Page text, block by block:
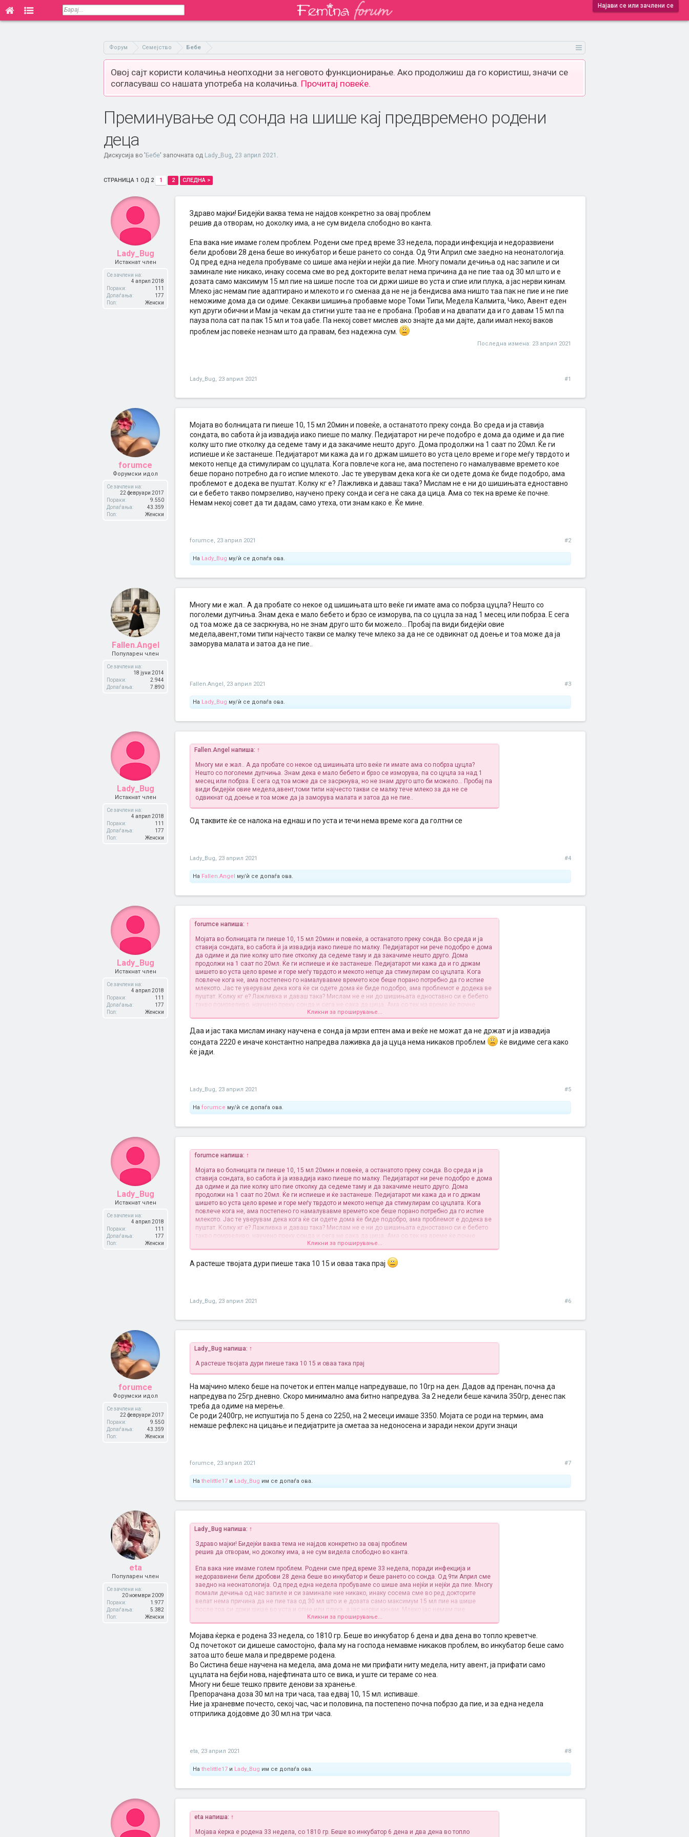
Најави се или зачлени се
Форум Семејство Бебе
Овој сајт користи колачиња неопходни за неговото функционирање. Ако продолжиш да го користиш, значи се
согласуваш со нашата употреба на колачиња. Прочитај повеќе.
Преминување од сонда на шише кај предвремено родени
деца
Дискусија во ' Бебе' започната од Lady_Bug, 23 април 2021 .
СТРАНИЦА 1 ОД 2 1 2 СЛЕДНА >
Lady_Bug
Истакнат член
Се зачлени на:
4 април 2018
Пораки:
111
Допаѓања:
177
Пол:
Женски
Здраво мајки! Бидејќи ваква тема не најдов конкретно за овај проблем
решив да отворам, но доколку има, а не сум видела слободно во канта.
Епа вака ние имаме голем проблем. Родени сме пред време 33 недела, поради инфекција и недоразвиени
бели дробови 28 дена беше во инкубатор и беше рането со сонда. Од 9ти Април сме заедно на неонатологија.
Од пред една недела пробуваме со шише ама нејќи и нејќи да пие. Многу помали дечиња од нас запиле и си
заминале ние никако, инаку сосема сме во ред докторите велат нема причина да не пие таа од 30 мл што и е
дозата само максимум 15 мл пие на шише после тоа си држи шише во уста и спие или плука, а јас нерви кинам.
Млеко јас немам пие адаптирано и млекото и го сменаа да не не ја бендисва ама ништо таа пак не пие и не пие
неможиме дома да си одиме. Секакви шишиња пробавме море Томи Типи, Медела Калмита, Чико, Авент еден
куп други обични и Мам ја чекам да стигни уште таа не е пробана. Пробав и на двапати да и го давам 15 мл па
пауза пола сат па пак 15 мл и тоа џабе. Па некој совет мислев ако знајте да ми дајте, дали имал некој ваков
проблем јас повеќе незнам што да правам, без надежна сум.
Последна измена: 23 април 2021
Lady_Bug, 23 април 2021 #1
forumce
Форумски идол
Се зачлени на:
22 февруари 2017
Пораки:
9.550
Допаѓања:
43.359
Пол:
Женски
Мојата во болницата ги пиеше 10, 15 мл 20мин и повеќе, а останатото преку сонда. Во среда и ја ставија
сондата, во сабота ѝ ја извадија иако пиеше по малку. Педијатарот ни рече подобро е дома да одиме и да пие
колку што пие отколку да седеме таму и да закачиме нешто друго. Дома продолжи на 1 саат по 20мл. Ќе ги
испиеше и ќе застанеше. Педијатарот ми кажа да и го држам шишето во уста цело време и горе меѓу тврдото и
мекото непце да стимулирам со цуцлата. Кога повлече кога не, ама постепено го намалувавме времето кое
беше порано потребно да го испие млекото. Јас те уверувам дека кога ќе си одете дома ќе биде подобро, ама
проблемот е додека ве пуштат. Колку кг е? Лажливка и даваш така? Мислам не е ни до шишињата едноставно
си е бебето такво помрзеливо, научено преку сонда и сега не сака да цица. Ама со тек на време ќе почне.
Немам некој совет да ти дадам, само утеха, оти знам како е. Ќе мине.
forumce, 23 април 2021 #2
На Lady_Bug му/ѝ се допаѓа ова.
Fallen.Angel
Популарен член
Се зачлени на:
18 јуни 2014
Пораки:
2.944
Допаѓања:
7.890
Многу ми е жал.. А да пробате со некое од шишињата што веќе ги имате ама со побрза цуцла? Нешто со
поголеми дупчиња. Знам дека е мало бебето и брзо се изморува, па со цуцла за над 1 месец или побрза. Е сега
од тоа може да се засркнува, но не знам друго што би можело... Пробај па види бидејќи овие
медела,авент,томи типи најчесто такви се малку тече млеко за да не се одвикнат од доење и тоа може да ја
заморува малата и затоа да не пие..
Fallen.Angel, 23 април 2021 #3
На Lady_Bug му/ѝ се допаѓа ова.
Lady_Bug
Истакнат член
Се зачлени на:
4 април 2018
Пораки:
111
Допаѓања:
177
Пол:
Женски
Fallen.Angel напиша: ↑
Многу ми е жал.. А да пробате со некое од шишињата што веќе ги имате ама со побрза цуцла?
Нешто со поголеми дупчиња. Знам дека е мало бебето и брзо се изморува, па со цуцла за над 1
месец или побрза. Е сега од тоа може да се засркнува, но не знам друго што би можело... Пробај па
види бидејќи овие медела,авент,томи типи најчесто такви се малку тече млеко за да не се
одвикнат од доење и тоа може да ја заморува малата и затоа да не пие..
Од таквите ќе се налока на еднаш и по уста и течи нема време кога да голтни се
Lady_Bug, 23 април 2021 #4
На Fallen.Angel му/ѝ се допаѓа ова.
Lady_Bug
Истакнат член
Се зачлени на:
4 април 2018
Пораки:
111
Допаѓања:
177
Пол:
Женски
forumce напиша: ↑
Мојата во болницата ги пиеше 10, 15 мл 20мин и повеќе, а останатото преку сонда. Во среда и ја
ставија сондата, во сабота ѝ ја извадија иако пиеше по малку. Педијатарот ни рече подобро е дома
да одиме и да пие колку што пие отколку да седеме таму и да закачиме нешто друго. Дома
продолжи на 1 саат по 20мл. Ќе ги испиеше и ќе застанеше. Педијатарот ми кажа да и го држам
шишето во уста цело време и горе меѓу тврдото и мекото непце да стимулирам со цуцлата. Кога
повлече кога не, ама постепено го намалувавме времето кое беше порано потребно да го испие
млекото. Јас те уверувам дека кога ќе си одете дома ќе биде подобро, ама проблемот е додека ве
пуштат. Колку кг е? Лажливка и даваш така? Мислам не е ни до шишињата едноставно си е бебето
такво помрзеливо, научено преку сонда и сега не сака да цица. Ама со тек на време ќе почне.
Немам некој совет да ти дадам, само утеха, оти знам како е. Ќе мине.
Кликни за проширување...
Даа и јас така мислам инаку научена е сонда ја мрзи ептен ама и веќе не можат да не држат и ја извадија
сондата 2220 е иначе константно напредва лаживка да ја цуца нема никаков проблем
ќе видиме сега како
ќе јади.
Lady_Bug, 23 април 2021 #5
На forumce му/ѝ се допаѓа ова.
Lady_Bug
Истакнат член
Се зачлени на:
4 април 2018
Пораки:
111
Допаѓања:
177
Пол:
Женски
forumce напиша: ↑
Мојата во болницата ги пиеше 10, 15 мл 20мин и повеќе, а останатото преку сонда. Во среда и ја
ставија сондата, во сабота ѝ ја извадија иако пиеше по малку. Педијатарот ни рече подобро е дома
да одиме и да пие колку што пие отколку да седеме таму и да закачиме нешто друго. Дома
продолжи на 1 саат по 20мл. Ќе ги испиеше и ќе застанеше. Педијатарот ми кажа да и го држам
шишето во уста цело време и горе меѓу тврдото и мекото непце да стимулирам со цуцлата. Кога
повлече кога не, ама постепено го намалувавме времето кое беше порано потребно да го испие
млекото. Јас те уверувам дека кога ќе си одете дома ќе биде подобро, ама проблемот е додека ве
пуштат. Колку кг е? Лажливка и даваш така? Мислам не е ни до шишињата едноставно си е бебето
такво помрзеливо, научено преку сонда и сега не сака да цица. Ама со тек на време ќе почне.
Немам некој совет да ти дадам, само утеха, оти знам како е. Ќе мине.
Кликни за проширување...
А растеше твојата дури пиеше така 10 15 и оваа така прај
Lady_Bug, 23 април 2021 #6
forumce
Форумски идол
Се зачлени на:
22 февруари 2017
Пораки:
9.550
Допаѓања:
43.359
Пол:
Женски
Lady_Bug напиша: ↑
А растеше твојата дури пиеше така 10 15 и оваа така прај
На мајчино млеко беше на почеток и ептен малце напредуваше, по 10гр на ден. Дадов ад пренан, почна да
напредува по 25гр.дневно. Скоро минимално ама битно напредува. За 2 недели беше качила 350гр, денес пак
треба да одиме на мерење.
Се роди 2400гр, не испуштија по 5 дена со 2250, на 2 месеци имаше 3350. Мојата се роди на термин, ама
немаше рефлекс на цицање и педијатрите ја сметаа за недоносена и заради некои други знаци
forumce, 23 април 2021 #7
На thelittle17 и Lady_Bug им се допаѓа ова.
eta
Популарен член
Се зачлени на:
20 ноември 2009
Пораки:
1.977
Допаѓања:
5.382
Пол:
Женски
Lady_Bug напиша: ↑
Здраво мајки! Бидејќи ваква тема не најдов конкретно за овај проблем
решив да отворам, но доколку има, а не сум видела слободно во канта.
Епа вака ние имаме голем проблем. Родени сме пред време 33 недела, поради инфекција и
недоразвиени бели дробови 28 дена беше во инкубатор и беше рането со сонда. Од 9ти Април сме
заедно на неонатологија. Од пред една недела пробуваме со шише ама нејќи и нејќи да пие. Многу
помали дечиња од нас запиле и си заминале ние никако, инаку сосема сме во ред докторите
велат нема причина да не пие таа од 30 мл што и е дозата само максимум 15 мл пие на шише
после тоа си држи шише во уста и спие или плука, а јас нерви кинам. Млеко јас немам пие
адаптирано и млекото и го сменаа да не не ја бендисва ама ништо таа пак не пие и не пие
неможиме дома да си одиме. Секакви шишиња пробавме море Томи Типи, Медела Калмита, Чико,
Авент еден куп други обични и Мам ја чекам да стигни уште таа не е пробана. Пробав и на двапати
да и го давам 15 мл па пауза пола сат па пак 15 мл и тоа џабе. Па некој совет мислев ако знајте да
ми дајте, дали имал некој ваков проблем јас повеќе незнам што да правам, без надежна сум.
Кликни за проширување...
Мојава ќерка е родена 33 недела, со 1810 гр. Беше во инкубатор 6 дена и два дена во топло креветче.
Од почетокот си дишеше самостојно, фала му на господа немавме никаков проблем, во инкубатор беше само
затоа што беше мала и предвреме родена.
Во Систина беше научена на медела, ама дома не ми прифати ниту медела, ниту авент, ја прифати само
цуцлата на бејби нова, најефтината што се вика, и уште си тераме со неа.
Многу ни беше тешко првите денови за хранење.
Препорачана доза 30 мл на три часа, таа едвај 10, 15 мл. испиваше.
Ние ја храневме почесто, секој час, час и половина, па постепено почна побрзо да пие, и за една недела
отприлика дојдовме до 30 мл.на три часа.
eta, 23 април 2021 #8
На thelittle17 и Lady_Bug им се допаѓа ова.
eta напиша: ↑
Мојава ќерка е родена 33 недела, со 1810 гр. Беше во инкубатор 6 дена и два дена во топло